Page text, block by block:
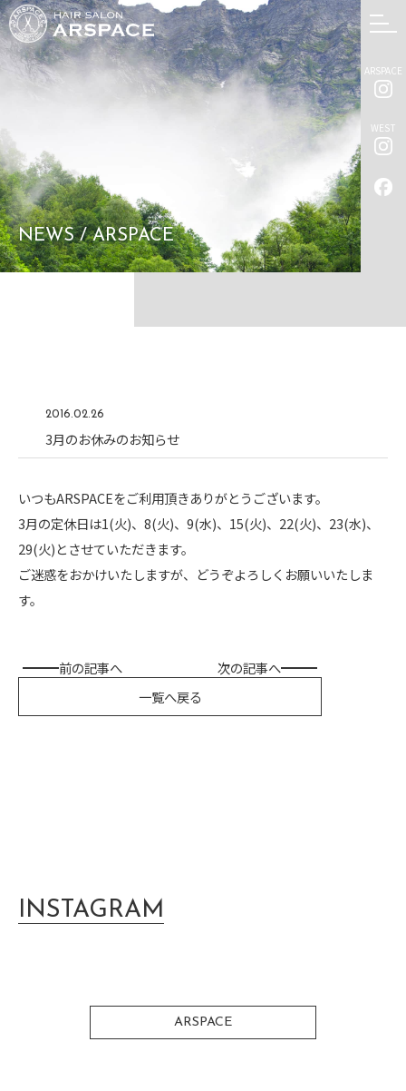
ARSPACE
WEST
NEWS / ARSPACE
2016.02.26
3月のお休みのお知らせ
いつもARSPACEをご利用頂きありがとうございます。
3月の定休日は1(火)、8(火)、9(水)、15(火)、22(火)、23(水)、
29(火)とさせていただきます。
ご迷惑をおかけいたしますが、どうぞよろしくお願いいたしま
す。
前の記事へ
一覧へ戻る
次の記事へ
INSTAGRAM
ARSPACE